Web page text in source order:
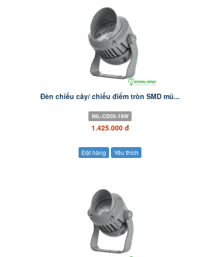
Đèn chiếu cây/ chiếu điểm tròn SMD mũ...
INL-CD05-18W
1.425.000 đ
Đặt hàng Yêu thích